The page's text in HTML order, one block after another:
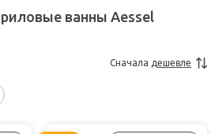
ванны Aessel
Сначала дешевле